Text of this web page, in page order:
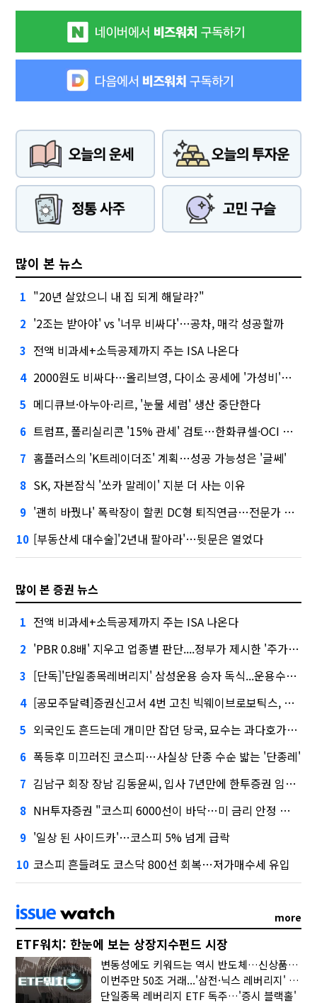
많이 본 뉴스
1 "20년 살았으니 내 집 되게 해달라?"
2 '2조는 받아야' vs '너무 비싸다'…공차, 매각 성공할까
3 전액 비과세+소득공제까지 주는 ISA 나온다
4 2000원도 비싸다…올리브영, 다이소 공세에 '가성비'로 맞불
5 메디큐브·아누아·리르, '눈물 세럼' 생산 중단한다
6 트럼프, 폴리실리콘 '15% 관세' 검토…한화큐셀·OCI 영향은?
7 홈플러스의 'K트레이더조' 계획…성공 가능성은 '글쎄'
8 SK, 자본잠식 '쏘카 말레이' 지분 더 사는 이유
9 '괜히 바꿨나' 폭락장이 할퀸 DC형 퇴직연금…전문가 조언은
10 [부동산세 대수술]'2년내 팔아라'…뒷문은 열었다
많이 본 증권 뉴스
1 전액 비과세+소득공제까지 주는 ISA 나온다
2 'PBR 0.8배' 지우고 업종별 판단....정부가 제시한 '주가 누르기' 방지법
3 [단독]'단일종목레버리지' 삼성운용 승자 독식...운용수익 미래에셋의 6배
4 [공모주달력]증권신고서 4번 고친 빅웨이브로보틱스, 수요예측
5 외국인도 흔드는데 개미만 잡던 당국, 묘수는 과다호가부담금?
6 폭등후 미끄러진 코스피…사실상 단종 수순 밟는 '단종레'
7 김남구 회장 장남 김동윤씨, 입사 7년만에 한투증권 임원 승진
8 NH투자증권 "코스피 6000선이 바닥…미 금리 안정 후 추가 회복"
9 '일상 된 사이드카'…코스피 5% 넘게 급락
10 코스피 흔들려도 코스닥 800선 회복…저가매수세 유입
more
ETF워치: 한눈에 보는 상장지수펀드 시장
변동성에도 키워드는 역시 반도체…신상품은 우주·방산
이번주만 50조 거래...'삼전·닉스 레버리지' 수익률은 -30%
단일종목 레버리지 ETF 독주…'증시 블랙홀'